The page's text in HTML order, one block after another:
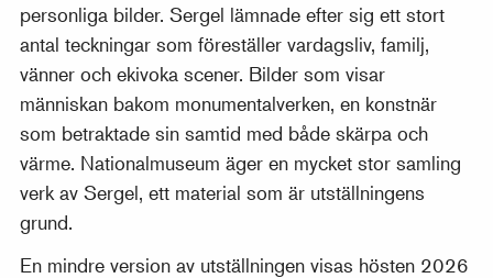
personliga bilder. Sergel lämnade efter sig ett stort
antal teckningar som föreställer vardagsliv, familj,
vänner och ekivoka scener. Bilder som visar
människan bakom monumentalverken, en konstnär
som betraktade sin samtid med både skärpa och
värme. Nationalmuseum äger en mycket stor samling
verk av Sergel, ett material som är utställningens
grund.
En mindre version av utställningen visas hösten 2026